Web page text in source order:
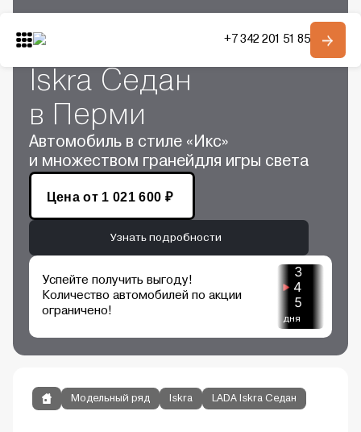
О компании
Контакты
+7 342 201 51 85
Купить LADA
Iskra Седан
в Перми
Автомобиль в стиле «Икс»
и множеством гранейдля игры света
Цена от 1 021 600 ₽
Узнать подробности
Успейте получить выгоду!
Количество автомобилей по акции
ограничено!
5
4
3
дня
Модельный ряд Iskra LADA Iskra Седан